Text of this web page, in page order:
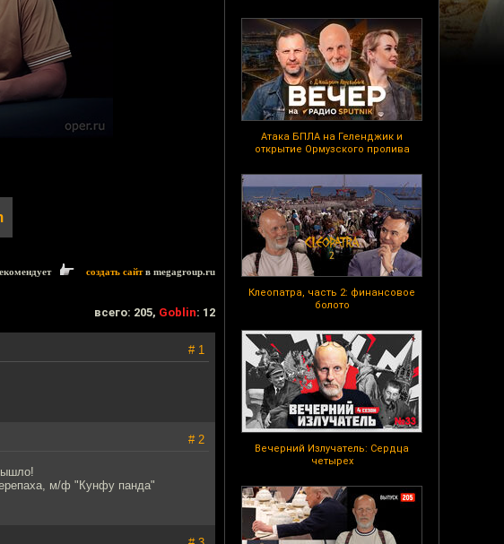
Атака БПЛА на Геленджик и
открытие Ормузского пролива
Клеопатра, часть 2: финансовое
болото
Вечерний Излучатель: Сердца
четырех
создать сайтв megagroup.ru
всего: 205, Goblin: 12
# 1
# 2
м/ф "Кунфу панда"